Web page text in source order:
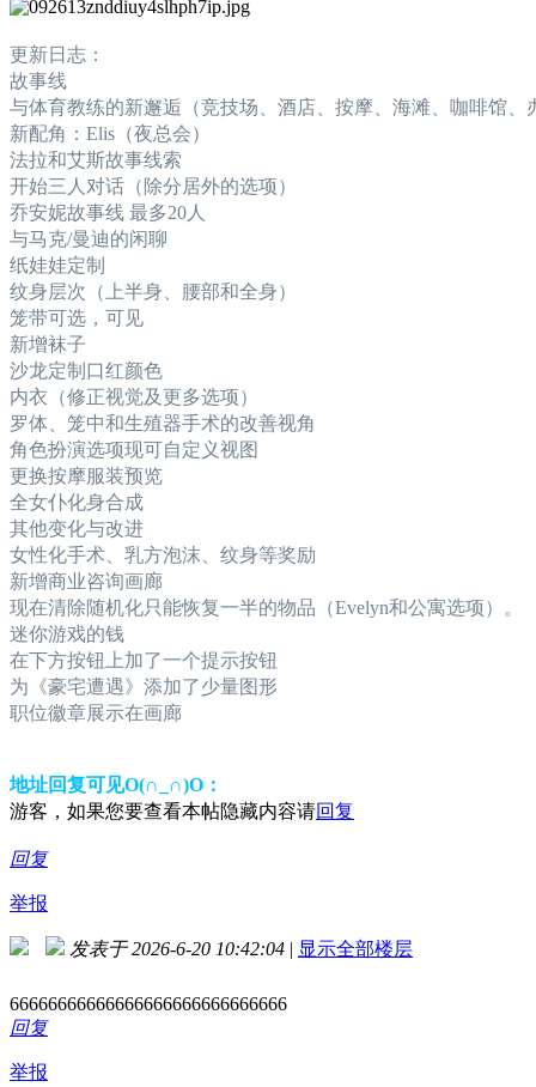
更新日志：
故事线
与体育教练的新邂逅（竞技场、酒店、按摩、海滩、咖啡馆、
新配角：Elis（夜总会）
法拉和艾斯故事线索
开始三人对话（除分居外的选项）
乔安妮故事线 最多20人
与马克/曼迪的闲聊
纸娃娃定制
纹身层次（上半身、腰部和全身）
笼带可选，可见
新增袜子
沙龙定制口红颜色
内衣（修正视觉及更多选项）
罗体、笼中和生殖器手术的改善视角
角色扮演选项现可自定义视图
更换按摩服装预览
全女仆化身合成
其他变化与改进
女性化手术、乳方泡沫、纹身等奖励
新增商业咨询画廊
现在清除随机化只能恢复一半的物品（Evelyn和公寓选项）。
迷你游戏的钱
在下方按钮上加了一个提示按钮
为《豪宅遭遇》添加了少量图形
职位徽章展示在画廊
地址回复可见O(∩_∩)O：
游客，如果您要查看本帖隐藏内容请回复
回复
举报
发表于 2026-6-20 10:42:04 | 显示全部楼层
66666666666666666666666666666
回复
举报